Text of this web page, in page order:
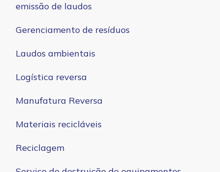
emissão de laudos
Gerenciamento de resíduos
Laudos ambientais
Logística reversa
Manufatura Reversa
Materiais recicláveis
Reciclagem